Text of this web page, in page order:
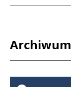
Archiwum